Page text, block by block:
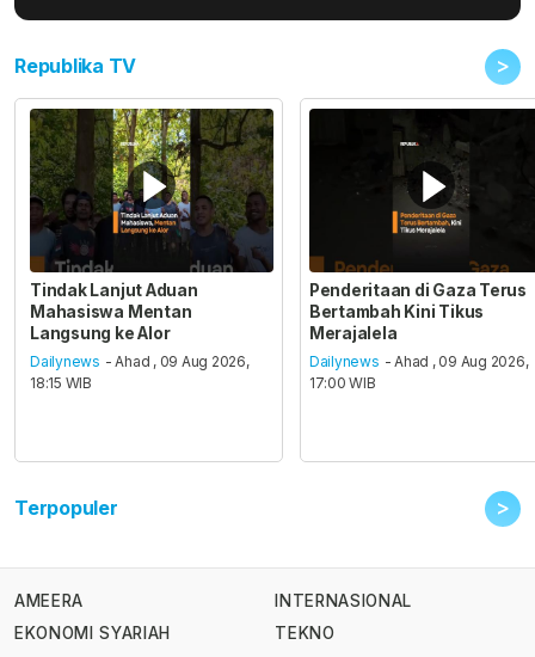
Republika TV >
Tindak Lanjut Aduan
Mahasiswa Mentan
Langsung ke Alor
Dailynews - Ahad , 09 Aug 2026,
18:15 WIB
Penderitaan di Gaza Terus
Bertambah Kini Tikus
Merajalela
Dailynews - Ahad , 09 Aug 2026,
17:00 WIB
Terpopuler >
AMEERA
EKONOMI SYARIAH
INTERNASIONAL
TEKNO